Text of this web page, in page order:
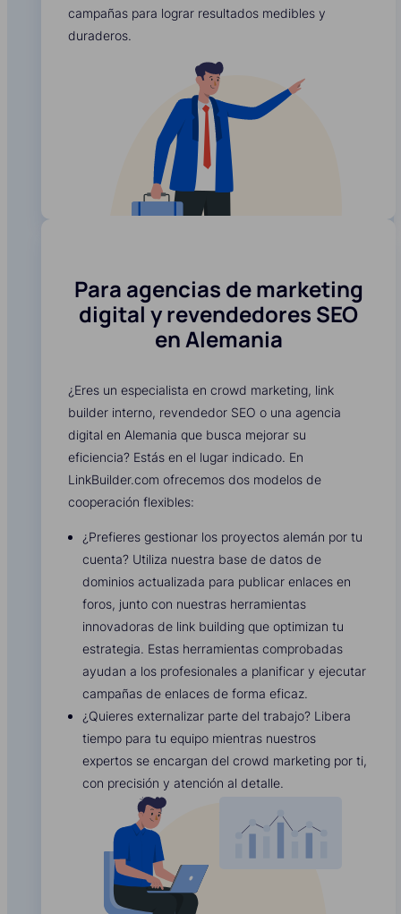
campañas para lograr resultados medibles y
duraderos.
Para agencias de marketing
digital y revendedores SEO
en Alemania
¿Eres un especialista en crowd marketing, link
builder interno, revendedor SEO o una agencia
digital en Alemania que busca mejorar su
eficiencia? Estás en el lugar indicado. En
LinkBuilder.com ofrecemos dos modelos de
cooperación flexibles:
¿Prefieres gestionar los proyectos alemán por tu
cuenta? Utiliza nuestra base de datos de
dominios actualizada para publicar enlaces en
foros, junto con nuestras herramientas
innovadoras de link building que optimizan tu
estrategia. Estas herramientas comprobadas
ayudan a los profesionales a planificar y ejecutar
campañas de enlaces de forma eficaz.
¿Quieres externalizar parte del trabajo? Libera
tiempo para tu equipo mientras nuestros
expertos se encargan del crowd marketing por ti,
con precisión y atención al detalle.